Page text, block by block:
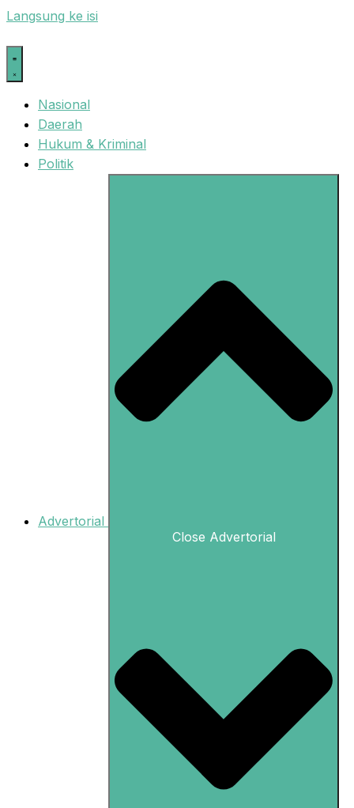
Langsung ke isi
Nasional
Daerah
Hukum & Kriminal
Politik
Advertorial
Close Advertorial